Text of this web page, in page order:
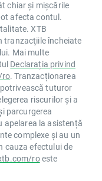
chiar și mișcările
afecta contul.
XTB
tranzacţiile încheiate
Mai multe
Declarația privind
ro. Tranzacționarea
tuturor
riscurilor și a
parcurgerea
apelarea la asistență
complexe și au un
cauza efectului de
roeste